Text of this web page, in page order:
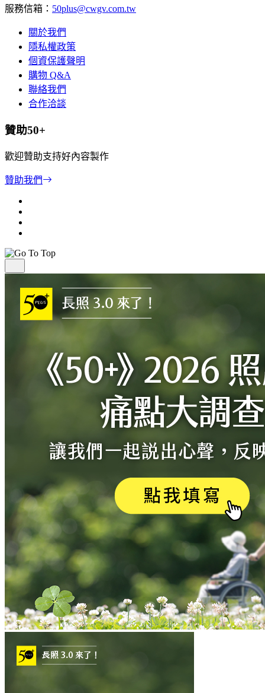
服務信箱： 50plus@cwgv.com.tw
關於我們
隱私權政策
個資保護聲明
購物 Q&A
聯絡我們
合作洽談
贊助50+
歡迎贊助支持好內容製作
贊助我們